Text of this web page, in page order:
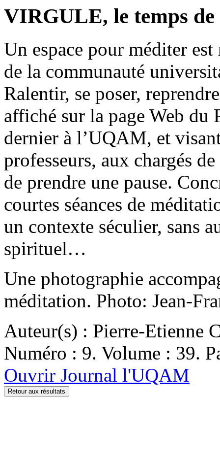
VIRGULE, le temps
Un espace pour méditer
de la communauté
Ralentir, se poser,
affiché sur la page Web du
dernier à l’UQAM, et
professeurs, aux chargés
de prendre une pause.
courtes séances de
un contexte séculier, sans
spirituel…
Une photographie
méditation. Photo: Jean-
Auteur(s) : Pierre-Etienne
Numéro : 9. Volume : 39.
Ouvrir Journal l'UQAM
Retour aux résultats